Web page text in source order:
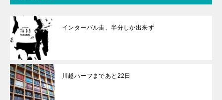
インターバル走、半分しか出来ず
川越ハーフまであと22日